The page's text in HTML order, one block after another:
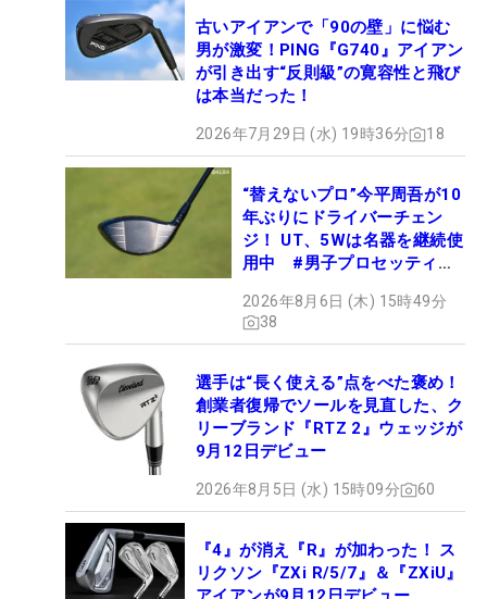
古いアイアンで「90の壁」に悩む
男が激変！PING『G740』アイアン
が引き出す“反則級”の寛容性と飛び
は本当だった！
2026年7月29日 (水) 19時36分 18
“替えないプロ”今平周吾が10
年ぶりにドライバーチェン
ジ！ UT、5Wは名器を継続使
用中 #男子プロセッティン
2026年8月6日 (木) 15時49分
38
選手は“長く使える”点をべた褒め！
創業者復帰でソールを見直した、ク
リーブランド『RTZ 2』ウェッジが
9月12日デビュー
2026年8月5日 (水) 15時09分 60
『4』が消え『R』が加わった！ ス
リクソン『ZXi R/5/7』＆『ZXiU』